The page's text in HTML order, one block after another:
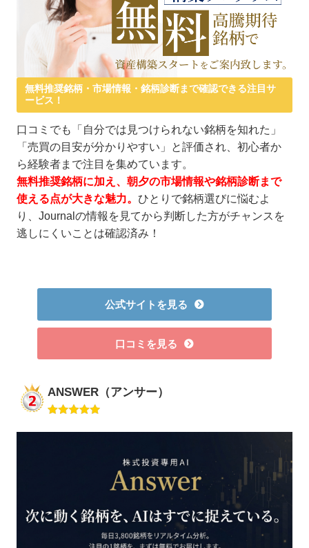
無料推奨銘柄・市場情報・銘柄診断まで確認できる注目サ
ービス！
口コミでも「自分では見つけられない銘柄を知れた」
「売買の目安が分かりやすい」と評価され、初心者か
ら経験者まで注目を集めています。
無料推奨銘柄に加え、朝夕の市場情報や銘柄診断まで
使える点が大きな魅力。 ひとりで銘柄選びに悩むよ
り、Journalの情報を見てから判断した方がチャンスを
逃しにくいことは確認済み！
公式サイトを見る
口コミを見る
ANSWER（アンサー）